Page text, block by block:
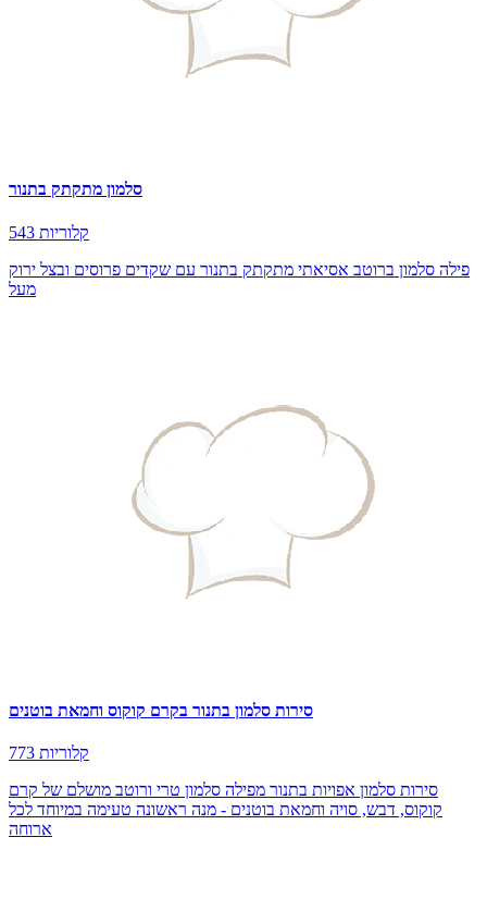
סלמון מתקתק בתנור
543 קלוריות
פילה סלמון ברוטב אסיאתי מתקתק בתנור עם שקדים פרוסים ובצל ירוק
מעל
סירות סלמון בתנור בקרם קוקוס וחמאת בוטנים
773 קלוריות
סירות סלמון אפויות בתנור מפילה סלמון טרי ורוטב מושלם של קרם
קוקוס, דבש, סויה וחמאת בוטנים - מנה ראשונה טעימה במיוחד לכל
ארוחה